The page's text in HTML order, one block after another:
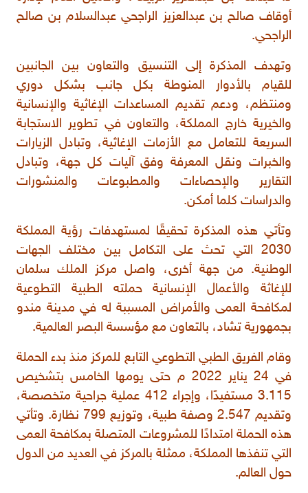
أوقاف صالح بن عبدالعزيز الراجحي عبدالسلام بن صالح
الراجحي.
وتهدف المذكرة إلى التنسيق والتعاون بين الجانبين
للقيام بالأدوار المنوطة بكل جانب بشكل دوري
ومنتظم، ودعم تقديم المساعدات الإغاثية والإنسانية
والخيرية خارج المملكة، والتعاون في تطوير الاستجابة
السريعة للتعامل مع الأزمات الإغاثية، وتبادل الزيارات
والخبرات ونقل المعرفة وفق آليات كل جهة، وتبادل
التقارير والإحصاءات والمطبوعات والمنشورات
والدراسات كلما أمكن.
وتأتي هذه المذكرة تحقيقًا لمستهدفات رؤية المملكة
2030 التي تحث على التكامل بين مختلف الجهات
الوطنية. من جهة أخرى، واصل مركز الملك سلمان
للإغاثة والأعمال الإنسانية حملته الطبية التطوعية
لمكافحة العمى والأمراض المسببة له في مدينة مندو
بجمهورية تشاد، بالتعاون مع مؤسسة البصر العالمية.
وقام الفريق الطبي التطوعي التابع للمركز منذ بدء الحملة
في 24 يناير 2022 م حتى يومها الخامس بتشخيص
3.115 مستفيدًا، وإجراء 412 عملية جراحية متخصصة،
وتقديم 2.547 وصفة طبية، وتوزيع 799 نظارة. وتأتي
هذه الحملة امتدادًا للمشروعات المتصلة بمكافحة العمى
التي تنفذها المملكة، ممثلة بالمركز في العديد من الدول
حول العالم.